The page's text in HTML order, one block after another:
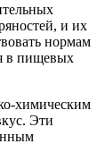
и их
нормам
в пищевых
химическим
Эти